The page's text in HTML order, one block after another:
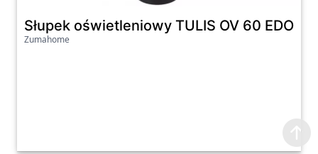
Słupek oświetleniowy TULIS OV 60
Zumahome